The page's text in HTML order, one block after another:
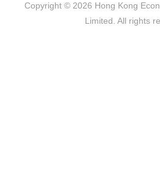
Copyright © 2026 Hong Kong
Limited. All rights